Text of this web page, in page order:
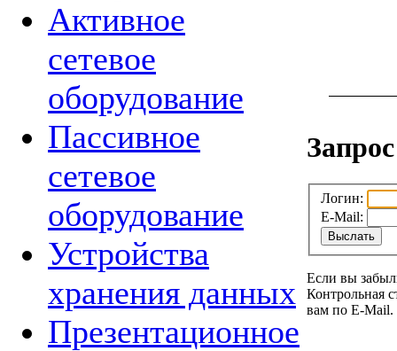
Активное
сетевое
оборудование
Пассивное
сетевое
оборудование
Устройства
хранения данных
Презентационное
Логин:
E-Mail:
Если вы
Контрольная
вам по E-Mail.